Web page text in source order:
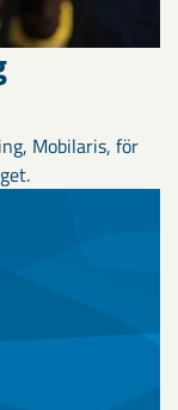
Mobilaris, för